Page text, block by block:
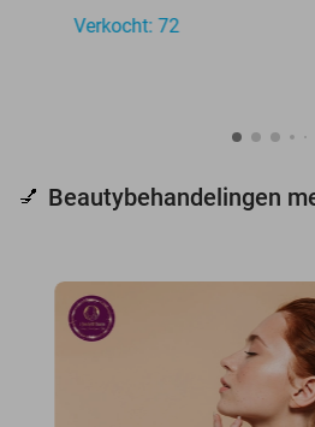
Verkocht: 72
💅 Beautybehandelingen